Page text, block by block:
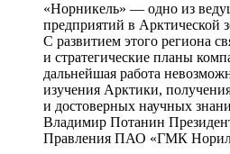
«Норникель» — одно из
предприятий в Арктической
С развитием этого региона
и стратегические планы
дальнейшая работа
изучения Арктики,
и достоверных научных
Владимир Потанин
Правления ПАО «ГМК